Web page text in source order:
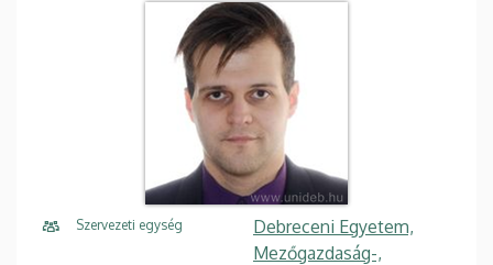
Szervezeti egység
Debreceni Egyetem,
Mezőgazdaság-,